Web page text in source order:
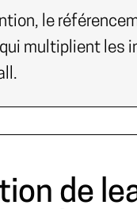
le
multiplient les
de